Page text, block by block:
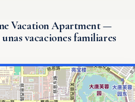
Vacation Apartment —
vacaciones familiares